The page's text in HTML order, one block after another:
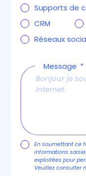
Supports de
CRM
Réseaux
Message
En soumettant ce
informations
exploitées pour
Veuillez consulter